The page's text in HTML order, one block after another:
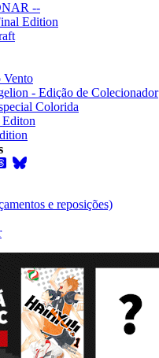
--
Edition
Vento
- Edição de Colecionador
Colorida
e reposições)